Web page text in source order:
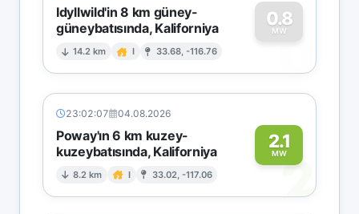
Idyllwild'in 8 km güney-
güneybatısında, Kaliforniya
14.2 km I 33.68, -116.76
0.8
MW
0
23:02:07 04.08.2026
Poway'ın 6 km kuzey-
kuzeybatısında, Kaliforniya
8.2 km I 33.02, -117.06
2.1
MW2